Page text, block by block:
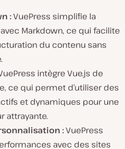
:VuePress simplifie la
Markdown, ce qui facilite
du contenu sans
intègre Vue.js de
ce qui permet d’utiliser des
et dynamiques pour une
attrayante.
:VuePress
avec des sites